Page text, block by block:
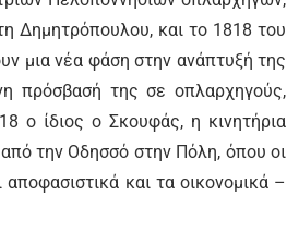
Δημητρόπουλου, και το 1818 του
μια νέα φάση στην ανάπτυξή της
πρόσβασή της σε οπλαρχηγούς,
ο ίδιος ο Σκουφάς, η κινητήρια
από την Οδησσό στην Πόλη, όπου οι
και τα οικονομικά –